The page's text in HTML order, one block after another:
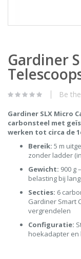
to
the
beginning
the
gallery
Gardiner
Be
Gardiner SLX Micro
carbonsteel met
werken tot circa de
Bereik: 5 m
zonder ladder
Gewicht: 900 g
belasting bij
Secties: 6
Gardiner Smart
vergrendelen
Configuratie:
hoekadapter en